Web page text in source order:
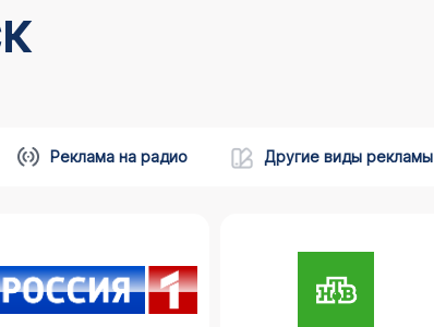
Реклама на радио Другие виды рекламы